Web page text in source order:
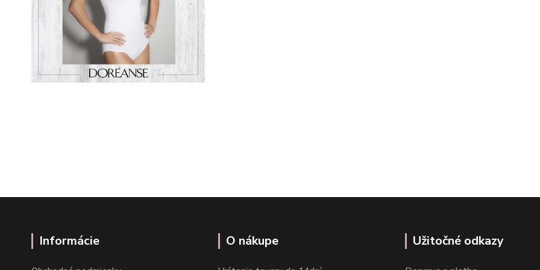
Informácie O nákupe Užitočné odkazy